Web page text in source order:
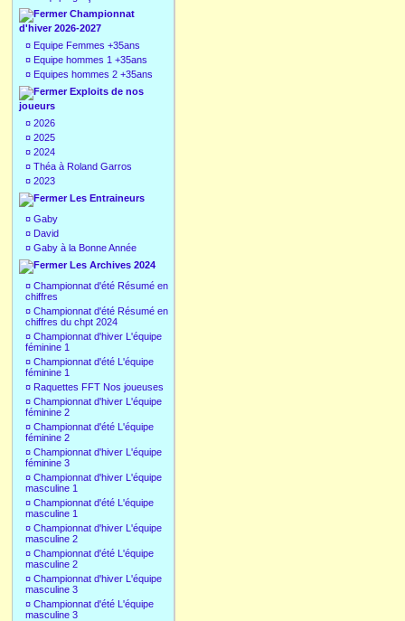
Championnat
d'hiver 2026-2027
¤ Equipe Femmes +35ans
¤ Equipe hommes 1 +35ans
¤ Equipes hommes 2 +35ans
Exploits de nos
joueurs
¤ 2026
¤ 2025
¤ 2024
¤ Théa à Roland Garros
¤ 2023
Les Entraineurs
¤ Gaby
¤ David
¤ Gaby à la Bonne Année
Les Archives 2024
¤ Championnat d'été Résumé en
chiffres
¤ Championnat d'été Résumé en
chiffres du chpt 2024
¤ Championnat d'hiver L'équipe
féminine 1
¤ Championnat d'été L'équipe
féminine 1
¤ Raquettes FFT Nos joueuses
¤ Championnat d'hiver L'équipe
féminine 2
¤ Championnat d'été L'équipe
féminine 2
¤ Championnat d'hiver L'équipe
féminine 3
¤ Championnat d'hiver L'équipe
masculine 1
¤ Championnat d'été L'équipe
masculine 1
¤ Championnat d'hiver L'équipe
masculine 2
¤ Championnat d'été L'équipe
masculine 2
¤ Championnat d'hiver L'équipe
masculine 3
¤ Championnat d'été L'équipe
masculine 3